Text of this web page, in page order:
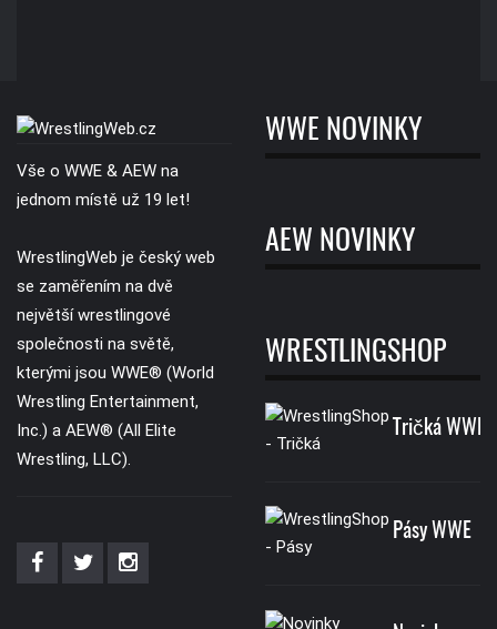
Vše o WWE & AEW na
jednom místě už 19 let!
WrestlingWeb je český web
se zaměřením na dvě
největší wrestlingové
společnosti na světě,
kterými jsou WWE® (World
Wrestling Entertainment,
Inc.) a AEW® (All Elite
Wrestling, LLC).
WWE NOVINKY
AEW NOVINKY
WRESTLINGSHOP
Tričká WWE
Pásy WWE